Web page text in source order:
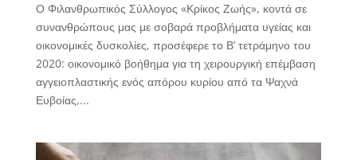
Ο Φιλανθρωπικός Σύλλογος «Κρίκος Ζωής», κοντά σε
συνανθρώπους μας με σοβαρά προβλήματα υγείας και
οικονομικές δυσκολίες, προσέφερε το Β’ τετράμηνο του
2020: οικονομικό βοήθημα για τη χειρουργική επέμβαση
αγγειοπλαστικής ενός απόρου κυρίου από τα Ψαχνά
Ευβοίας,...